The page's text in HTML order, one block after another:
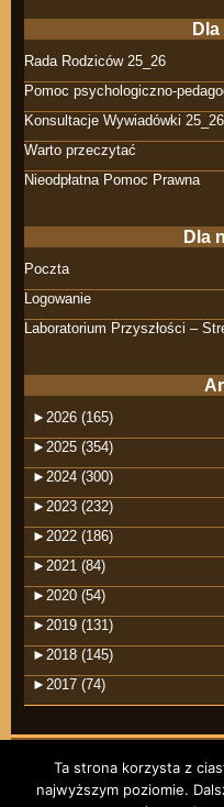
Rada Rodziców 25_26
Pomoc psychologiczno-
Konsultacje Wywiadówki 25_26
Warto przeczytać
Nieodpłatna Pomoc Prawna
Dla
Poczta
Logowanie
Laboratorium Przyszłości –
► 2026 (165)
► 2025 (354)
► 2024 (300)
► 2023 (232)
► 2022 (186)
► 2021 (84)
► 2020 (54)
► 2019 (131)
► 2018 (145)
► 2017 (74)
Ta strona korzysta z
najwyższym poziomie.